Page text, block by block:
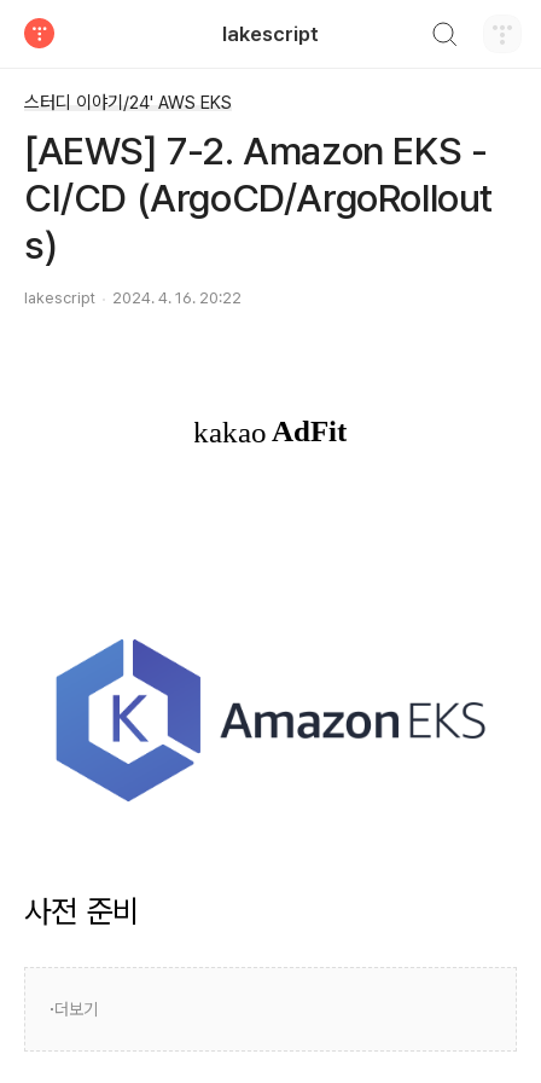
lakescript
스터디 이야기/24' AWS EKS
[AEWS] 7-2. Amazon EKS -
CI/CD (ArgoCD/ArgoRollout
s)
lakescript 2024. 4. 16. 20:22
사전 준비
더보기